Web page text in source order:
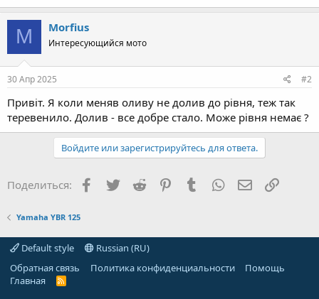
M Morfius
Интересующийся мото
30 Апр 2025 #2
Привіт. Я коли меняв оливу не долив до рівня, теж так
теревенило. Долив - все добре стало. Може рівня немає ?
Войдите или зарегистрируйтесь для ответа.
Поделиться: Facebook
TwitterReddit PinterestTumblr WhatsApp Ссылка
Yamaha YBR 125
Default style
Russian (RU)
Обратная связь
Политика конфиденциальности
Помощь
Главная
R